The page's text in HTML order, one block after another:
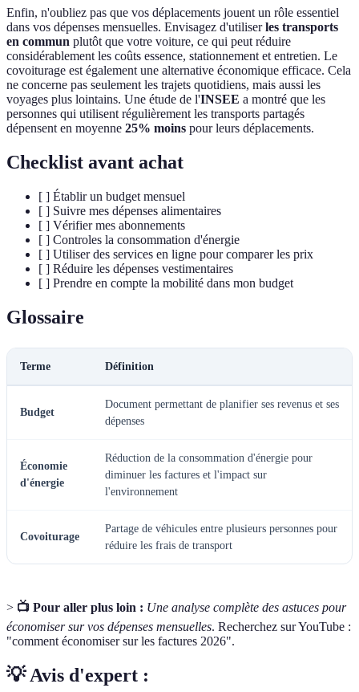
Enfin, n'oubliez pas que vos déplacements jouent un rôle essentiel
dans vos dépenses mensuelles. Envisagez d'utiliserles transports
en commun plutôt que votre voiture, ce qui peut réduire
considérablement les coûts essence, stationnement et entretien. Le
covoiturage est également une alternative économique efficace. Cela
ne concerne pas seulement les trajets quotidiens, mais aussi les
voyages plus lointains. Une étude de l'INSEE a montré que les
personnes qui utilisent régulièrement les transports partagés
dépensent en moyenne 25% moins pour leurs déplacements.
Checklist avant achat
[ ] Établir un budget mensuel
[ ] Suivre mes dépenses alimentaires
[ ] Vérifier mes abonnements
[ ] Controles la consommation d'énergie
[ ] Utiliser des services en ligne pour comparer les prix
[ ] Réduire les dépenses vestimentaires
[ ] Prendre en compte la mobilité dans mon budget
Glossaire
Terme Définition
Budget
Document permettant de planifier ses revenus et ses
dépenses
Économie
d'énergie
Réduction de la consommation d'énergie pour
diminuer les factures et l'impact sur
l'environnement
Covoiturage
Partage de véhicules entre plusieurs personnes pour
réduire les frais de transport
> 📺 Pour aller plus loin : Une analyse complète des astuces pour
économiser sur vos dépenses mensuelles. Recherchez sur YouTube :
"comment économiser sur les factures 2026".
💡 Avis d'expert :